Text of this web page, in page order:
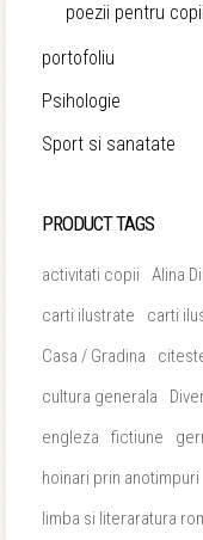
poezii pentru
portofoliu
Psihologie
Sport si sanatate
PRODUCT TAGS
activitati copii Alina
carti ilustrate
carti
Casa / Gradina
cultura generala
engleza
fictiune
hoinari prin anotimpuri
limba si literaratura